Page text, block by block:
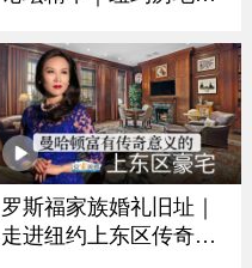
解析
罗斯福家族婚礼旧址｜
走进纽约上东区传奇豪